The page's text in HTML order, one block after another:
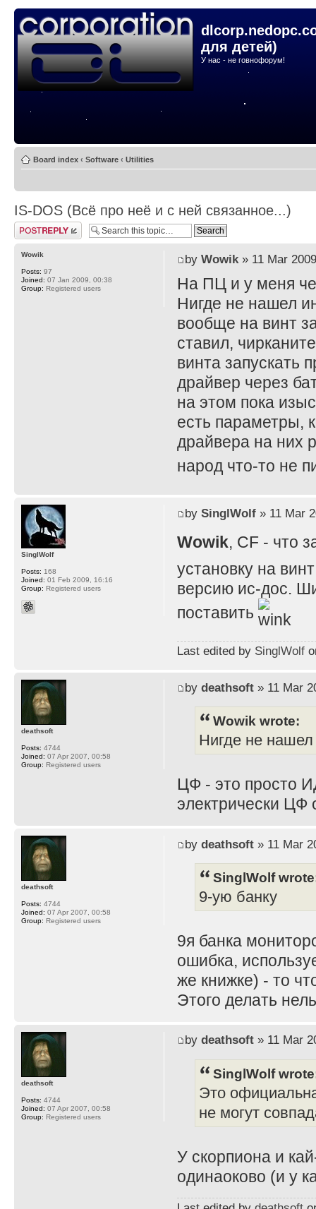
для детей)
У нас - не говнофорум!
Board index ‹ Software ‹ Utilities
IS-DOS (Всё про неё и с ней связанное...)
Post a reply
by Wowik» 11 Mar
На ПЦ и у меня
Нигде не нашел
вообще на винт
ставил,
винта запускать
драйвер через
на этом пока
есть параметры,
драйвера на них
народ что-то не
Wowik
Posts: 97
Joined: 07 Jan 2009, 00:38
Group: Registered users
by SinglWolf» 11 Mar
Wowik, CF - что
установку на
версию ис-дос.
поставить
Last edited by SinglWolf
SinglWolf
Posts: 168
Joined: 01 Feb 2009, 16:16
Group: Registered users
by deathsoft» 11 Mar
Wowik wrote:
Нигде не
ЦФ - это просто
электрически ЦФ
deathsoft
Posts: 4744
Joined: 07 Apr 2007, 00:58
Group: Registered users
by deathsoft» 11 Mar
SinglWolf
9-ую банку
9я банка
ошибка,
же книжке) - то
Этого делать
deathsoft
Posts: 4744
Joined: 07 Apr 2007, 00:58
Group: Registered users
by deathsoft» 11 Mar
SinglWolf
Это
не могут
У скорпиона и
одинаоково (и у
deathsoft
Posts: 4744
Joined: 07 Apr 2007, 00:58
Group: Registered users